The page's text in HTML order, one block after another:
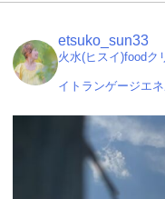
etsuko_sun33
火水(ヒスイ)food
イトランゲージエ